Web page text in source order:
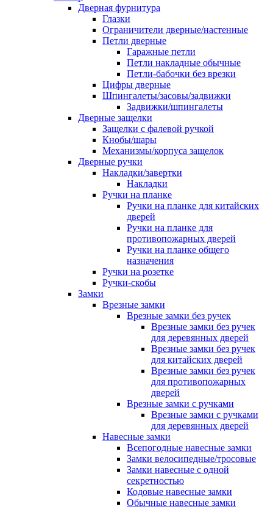
Дверная фурнитура
Глазки
Ограничители дверные/настенные
Петли дверные
Гаражные петли
Петли накладные обычные
Петли-бабочки без врезки
Цифры дверные
Шпингалеты/засовы/задвижки
Задвижки/шпингалеты
Дверные защелки
Защелки с фалевой ручкой
Кнобы/шары
Механизмы/корпуса защелок
Дверные ручки
Накладки/завертки
Накладки
Ручки на планке
Ручки на планке для китайских
дверей
Ручки на планке для
противопожарных дверей
Ручки на планке общего
назначения
Ручки на розетке
Ручки-скобы
Замки
Врезные замки
Врезные замки без ручек
Врезные замки без ручек
для деревянных дверей
Врезные замки без ручек
для китайских дверей
Врезные замки без ручек
для противопожарных
дверей
Врезные замки с ручками
Врезные замки с ручками
для деревянных дверей
Навесные замки
Всепогодные навесные замки
Замки велосипедные/тросовые
Замки навесные с одной
секретностью
Кодовые навесные замки
Обычные навесные замки